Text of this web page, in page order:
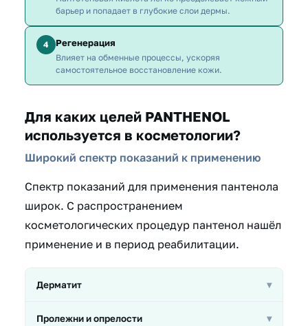
барьер и попадает в глубокие слои дермы.
4 Регенерация
Влияет на обменные процессы, ускоряя
самостоятельное восстановление кожи.
Для каких целей PANTHENOL
используется в косметологии?
Широкий спектр показаний к применению
Спектр показаний для применения пантенола
широк. С распространением
косметологических процедур пантенол нашёл
применение и в период реабилитации.
Дерматит ▾
Пантенол снижает воспаление и ускоряет
Пролежни и опрелости ▾